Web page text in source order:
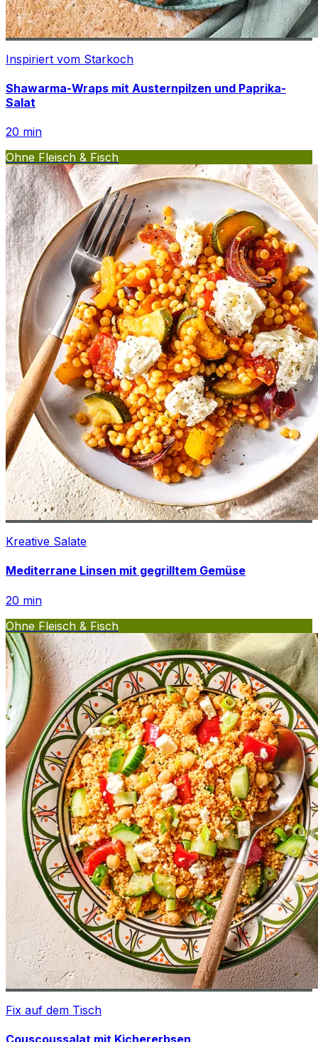
Inspiriert vom Starkoch
Shawarma-Wraps mit Austernpilzen und Paprika-
Salat
20 min
Ohne Fleisch & Fisch
Kreative Salate
Mediterrane Linsen mit gegrilltem Gemüse
20 min
Ohne Fleisch & Fisch
Fix auf dem Tisch
Couscoussalat mit Kichererbsen